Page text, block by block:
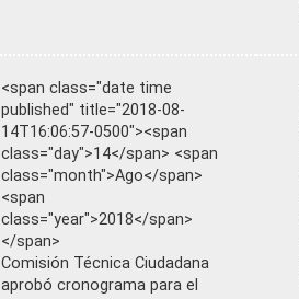
<span class="date time
published" title="2018-08-
14T16:06:57-0500"><span
class="day">14</span> <span
class="month">Ago</span>
<span
class="year">2018</span>
</span>
Comisión Técnica Ciudadana
aprobó cronograma para el